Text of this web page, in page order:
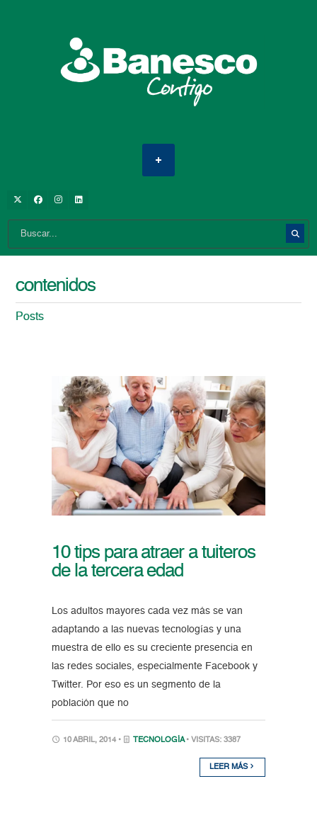
contenidos
Posts
10 tips para atraer a tuiteros
de la tercera edad
Los adultos mayores cada vez más se van
adaptando a las nuevas tecnologías y una
muestra de ello es su creciente presencia en
las redes sociales, especialmente Facebook y
Twitter. Por eso es un segmento de la
población que no
10 ABRIL, 2014 • TECNOLOGÍA • VISITAS: 3387
LEER MÁS